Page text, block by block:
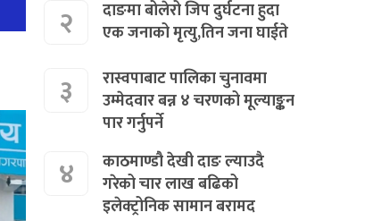
२
दाङमा बोलेरो जिप दुर्घटना हुदा
एक जनाको मृत्यु,तिन जना घाईते
३
रास्वपाबाट पालिका चुनावमा
उम्मेदवार बन्न ४ चरणको मूल्याङ्कन
पार गर्नुपर्ने
४
काठमाण्डौ देखी दाङ ल्याउदै
गरेको चार लाख बढिको
इलेक्ट्रोनिक सामान बरामद